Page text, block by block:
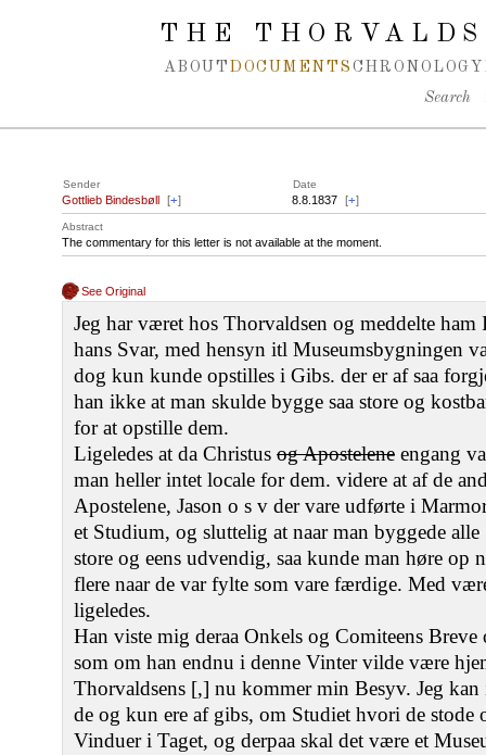
Spring navigation over
THE
ABOUT DOCUMENTS CHRONOLOGY
Search
Sender Date
Gottlieb Bindesbøll [+] 8.8.1837 [+]
Abstract
The commentary for this letter is not available at the moment.
See Original
Jeg har været hos Thorvaldsen og meddelte
hans Svar, med hensyn itl Museumsbygningen
dog kun kunde opstilles i Gibs. der er af saa
han ikke at man skulde bygge saa store og
for at opstille dem.
Ligeledes at da Christus og Apostelene engang
man heller intet locale for dem. videre at af de
Apostelene, Jason o s v der vare udførte i
et Studium, og sluttelig at naar man byggede
store og eens udvendig, saa kunde man høre op
flere naar de var fylte som vare færdige. Med
ligeledes.
Han viste mig deraa Onkels og Comiteens Breve
som om han endnu i denne Vinter vilde være
Thorvaldsens [,] nu kommer min Besyv. Jeg
de og kun ere af gibs, om Studiet hvori de
Vinduer i Taget, og derpaa skal det være et